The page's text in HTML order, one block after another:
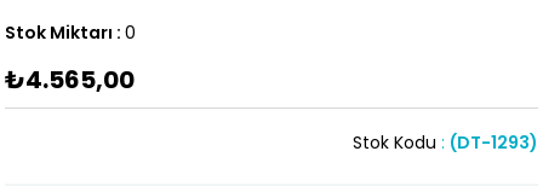
Stok Miktarı : 0
₺4.565,00
(DT-1293)
Stok Kodu